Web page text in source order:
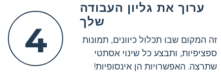
4
ערוך את גליון העבודה
שלך
זה המקום שבו תכלול כיוונים, תמונות
ספציפיות, ותבצע כל שינוי אסתטי
שתרצה. האפשרויות הן אינסופיות!